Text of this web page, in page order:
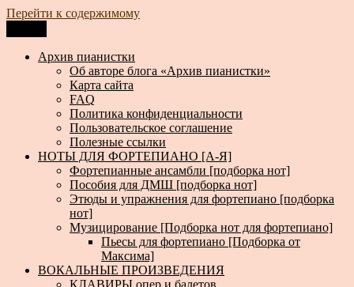
Перейти к содержимому
Архив пианистки
Всё для пианистов: ноты, книги, музыка, статьи…
Архив пианистки
Об авторе блога «Архив пианистки»
Карта сайта
FAQ
Политика конфиденциальности
Пользовательское соглашение
Полезные ссылки
НОТЫ ДЛЯ ФОРТЕПИАНО [А-Я]
Фортепианные ансамбли [подборка нот]
Пособия для ДМШ [подборка нот]
Этюды и упражнения для фортепиано [подборка
нот]
Музицирование [Подборка нот для фортепиано]
Пьесы для фортепиано [Подборка от
Максима]
ВОКАЛЬНЫЕ ПРОИЗВЕДЕНИЯ
КЛАВИРЫ опер и балетов